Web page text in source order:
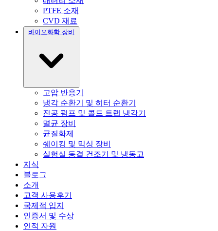
PTFE 소재
CVD 재료
바이오화학 장비
고압 반응기
냉각 순환기 및 히터 순환기
진공 펌프 및 콜드 트랩 냉각기
멸균 장비
균질화제
쉐이킹 및 믹싱 장비
실험실 동결 건조기 및 냉동고
지식
블로그
소개
고객 사용후기
국제적 입지
인증서 및 수상
인적 자원